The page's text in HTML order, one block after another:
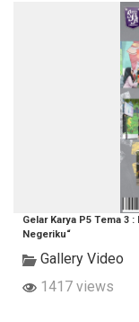
Gelar Karya P5 Tema 3
Negeriku“
Gallery Video
1417 views